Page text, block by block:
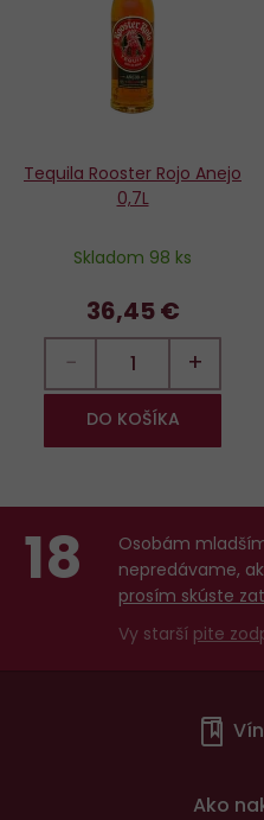
Tequila Rooster Rojo Anejo
0,7L
Skladom 98 ks
36,45 €
− +
DO KOŠÍKA
18
Osobám
nepredávame,
prosím skúste
Vy starší pite
Ako